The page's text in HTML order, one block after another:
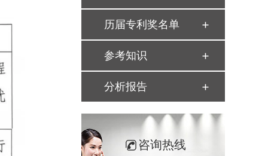
历届专利奖名单
参考知识
分析报告
咨询热线